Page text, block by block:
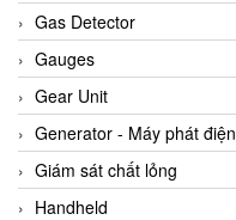
ARCA Regler
Arcos Hydraulik
Ardetem-Sfere-Vietnam
Argal
AS ENERGI
ASCO CO2
Gas Detector
Gauges
Gear Unit
Generator - Máy phát điện
Giám sát chất lỏng
Handheld